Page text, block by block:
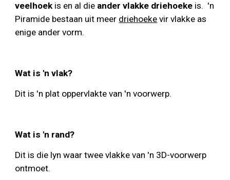
veelhoek is en al die ander vlakke driehoeke is.  'n
Piramide bestaan uit meer driehoeke vir vlakke as
enige ander vorm.
Wat is 'n vlak?
Dit is 'n plat oppervlakte van 'n voorwerp.
Wat is 'n rand?
Dit is die lyn waar twee vlakke van 'n 3D-voorwerp
ontmoet.